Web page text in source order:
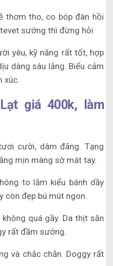
thơm tho, co bóp đàn hồi
sướng thì đừng hỏi
yêu, kỹ năng rất tốt, hợp
dàng sâu lắng. Biểu cảm
xúc.
giá 400k, làm
cười, dâm đãng. Tạng
mịn màng sờ mát tay.
to lắm kiểu bánh dầy
còn đẹp bú mút ngon.
quá gầy. Da thịt săn
rất đầm sướng.
và chắc chắn. Doggy rất